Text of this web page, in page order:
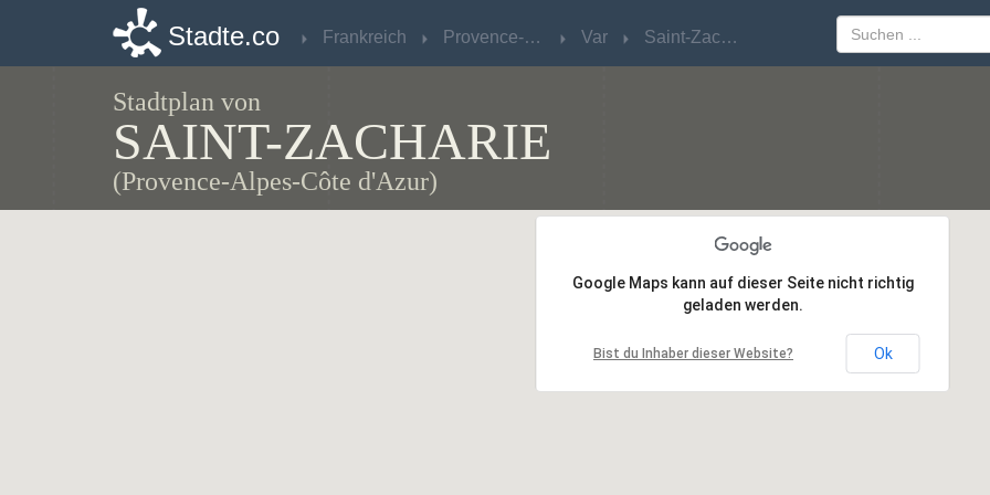
Stadte.co Frankreich Provence-Alpes-Côte d'Azur Var Saint-Zacharie
Stadtplan von
SAINT-ZACHARIE
(Provence-Alpes-Côte d'Azur)
Google Maps kann auf dieser Seite nicht richtig
geladen werden.
Bist du Inhaber dieser Website? Ok
Google Maps kann auf dieser Seite nicht richtig
geladen werden.
Bist du Inhaber dieser Website? Ok
Stadte.co Frankreich Provence-Alpes-Côte d'Azur Var Saint-Zacharie